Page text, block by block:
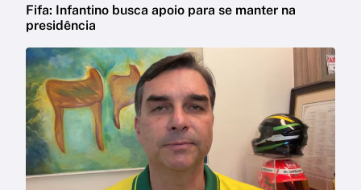
Fifa: Infantino busca apoio para se manter na
presidência